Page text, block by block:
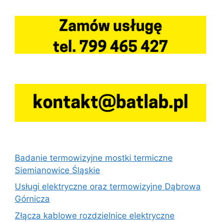
Badanie termowizyjne mostki termiczne
Siemianowice Śląskie
Usługi elektryczne oraz termowizyjne Dąbrowa
Górnicza
Złącza kablowe rozdzielnice elektryczne